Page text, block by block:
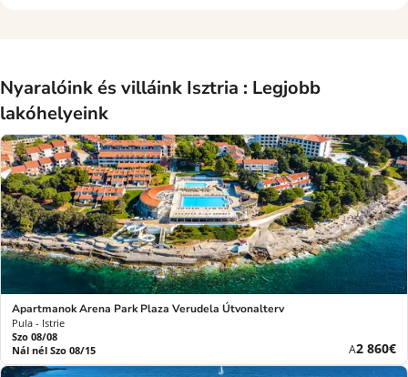
Nyaralóink és villáink Isztria : Legjobb
lakóhelyeink
Apartmanok Arena Park Plaza Verudela Útvonalterv
Pula - Istrie
Szo 08/08
Nál nél Szo 08/15
AÚj
ár
2 860€